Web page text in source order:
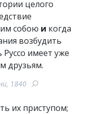
целого
собою и когда
возбудить
имеет уже
друзьям.
1840
их приступом;